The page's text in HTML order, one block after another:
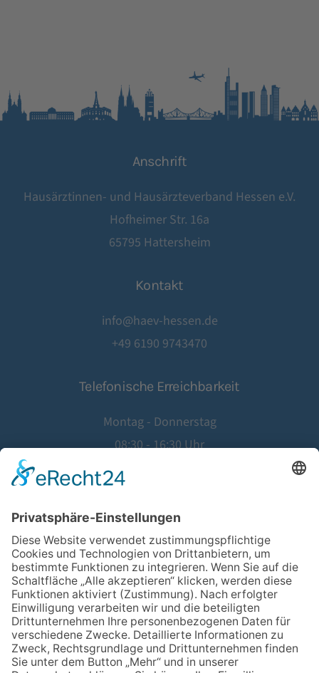
Anschrift
Hausärztinnen- und Hausärzteverband Hessen e.V.
Hofheimer Str. 16a
65795 Hattersheim
Kontakt
info@haev-hessen.de
+49 6190 9743470
Telefonische Erreichbarkeit
Montag - Donnerstag
08:30 - 16:30 Uhr
08:30 - 14:00 Uhr
©2026Hausärztinnen- und Hausärzteverband Hessen e.V.
Website byAgentur Geiger